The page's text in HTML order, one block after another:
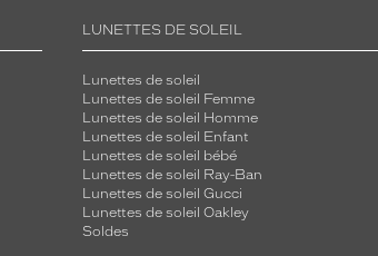
LUNETTES DE SOLEIL
Lunettes de soleil
Lunettes de soleil Femme
Lunettes de soleil Homme
Lunettes de soleil Enfant
Lunettes de soleil bébé
Lunettes de soleil Ray-Ban
Lunettes de soleil Gucci
Lunettes de soleil Oakley
Soldes